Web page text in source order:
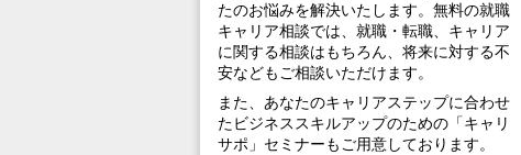
たのお悩みを解決いたします。無料の就職
キャリア相談では、就職・転職、キャリア
に関する相談はもちろん、将来に対する不
安などもご相談いただけます。
また、あなたのキャリアステップに合わせ
たビジネススキルアップのための「キャリ
サポ」セミナーもご用意しております。